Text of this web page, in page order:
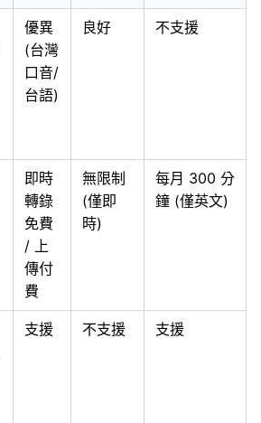
優異
(台灣
口音/
台語)
良好 不支援
即時
轉錄
免費
/ 上
傳付
費
無限制
(僅即
時)
每月 300 分
鐘 (僅英文)
支援 不支援 支援